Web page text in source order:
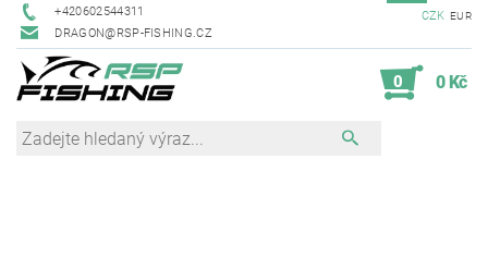
+420602544311
DRAGON@RSP-FISHING.CZ
CZK EUR
0 0 Kč